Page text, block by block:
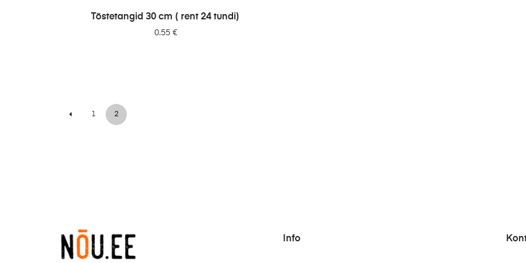
LISA PÄRINGUSSE
Tõstetangid 30 cm ( rent 24 tundi)
0.55 €
1 2
Info